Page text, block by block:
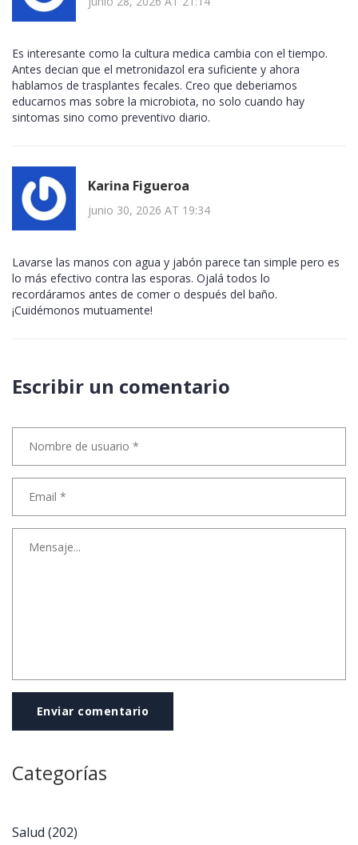
Es interesante como la cultura medica cambia con el tiempo.
Antes decian que el metronidazol era suficiente y ahora
hablamos de trasplantes fecales. Creo que deberiamos
educarnos mas sobre la microbiota, no solo cuando hay
sintomas sino como preventivo diario.
Karina Figueroa
junio 30, 2026 AT 19:34
Lavarse las manos con agua y jabón parece tan simple pero es
lo más efectivo contra las esporas. Ojalá todos lo
recordáramos antes de comer o después del baño.
¡Cuidémonos mutuamente!
Escribir un comentario
Enviar comentario
Categorías
Salud (202)